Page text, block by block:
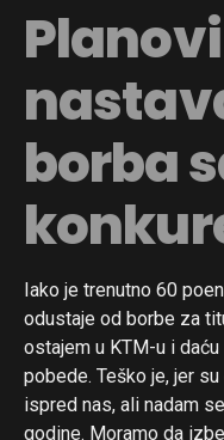
borba
Iako je trenutno 60
odustaje od borbe za
ostajem u KTM-u i
pobede. Teško je, jer
ispred nas, ali nadam
godine. Moramo da